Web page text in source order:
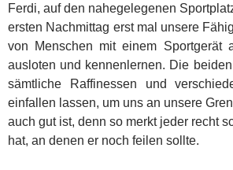
Ferdi, auf den nahegelegenen
ersten Nachmittag erst mal unsere
von Menschen mit einem Sportgerät
ausloten und kennenlernen. Die
sämtliche Raffinessen und
einfallen lassen, um uns an unsere
auch gut ist, denn so merkt jeder recht
hat, an denen er noch feilen sollte.